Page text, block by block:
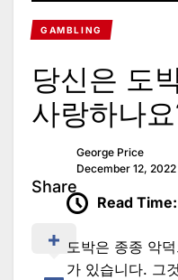
GAMBLING
당신은 도
사랑하나
George Price
December 12, 2022
Share
Read Time:
도박은 종종 악
가 있습니다. 그